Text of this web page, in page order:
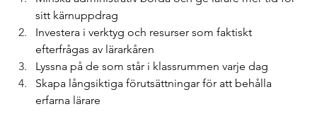
sitt kärnuppdrag
Investera i verktyg och resurser som faktiskt
efterfrågas av lärarkåren
Lyssna på de som står i klassrummen varje dag
Skapa långsiktiga förutsättningar för att behålla
erfarna lärare